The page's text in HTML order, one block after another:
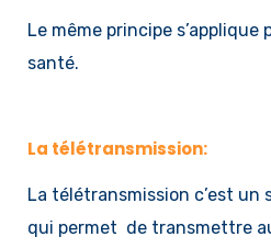
Le même principe s’applique
santé.
La télétransmission:
La télétransmission c’est
qui permet de transmettre